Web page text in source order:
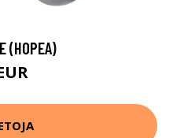
(HOPEA)